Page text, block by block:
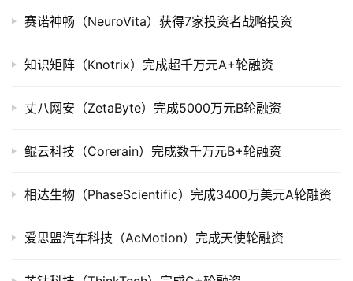
业
学
赛诺神畅（NeuroVita）获得7家投资者战略投资
知识矩阵（Knotrix）完成超千万元A+轮融资
丈八网安（ZetaByte）完成5000万元B轮融资
鲲云科技（Corerain）完成数千万元B+轮融资
相达生物（PhaseScientific）完成3400万美元A轮融资
爱思盟汽车科技（AcMotion）完成天使轮融资